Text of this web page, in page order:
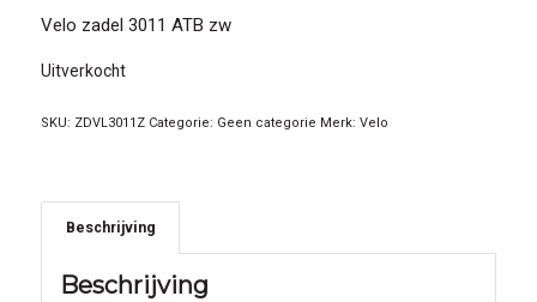
Velo zadel 3011 ATB zw
Uitverkocht
SKU: ZDVL3011Z Categorie: Geen categorie Merk: Velo
Beschrijving
Beschrijving